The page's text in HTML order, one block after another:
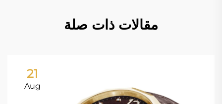
مقالات ذات صلة
21
Aug